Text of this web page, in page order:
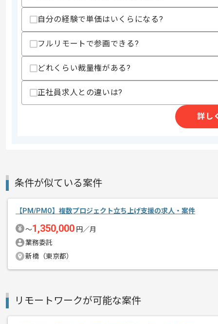
スキルに不安がある方へ
上記に似た経験やスキルをお持ちであれば申
精算・お支払い
作業開始日
エージェントからのコ
メント
幅広い業務に携わるため、多くの経験
自分の経験で単価はいくらになる?
フルリモートで参画できる?
どれくらい裁量権がある?
正社員求人との違いは?
詳し
条件が似ている案件
【PM/PMO】複数プロジェクト立ち上げ支援の求人・案件
〜1,350,000 円／月
業務委託
新橋（東京都）
リモートワークが可能な案件